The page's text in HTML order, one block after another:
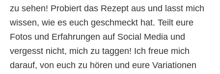
zu sehen! Probiert das Rezept aus und lasst mich
wissen, wie es euch geschmeckt hat. Teilt eure
Fotos und Erfahrungen auf Social Media und
vergesst nicht, mich zu taggen! Ich freue mich
darauf, von euch zu hören und eure Variationen